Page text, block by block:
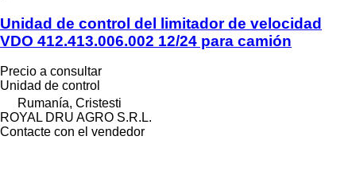
Unidad de control del limitador de velocidad
VDO 412.413.006.002 12/24 para camión
Precio a consultar
Unidad de control
Rumanía, Cristesti
ROYAL DRU AGRO S.R.L.
Contacte con el vendedor